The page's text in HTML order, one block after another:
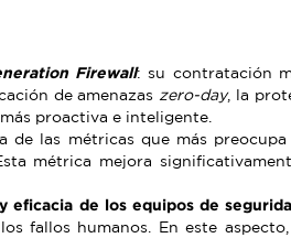
Firewall: su contratación
de amenazas zero-day, la
proactiva e inteligente.
de las métricas que más
métrica mejora
eficacia de los equipos de
fallos humanos. En este